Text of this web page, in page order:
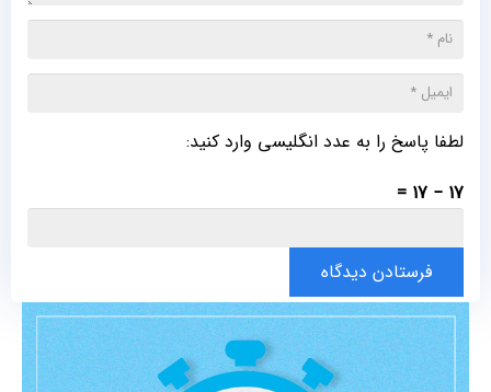
لطفا پاسخ را به عدد انگلیسی وارد کنید:
17 − 17 =
فرستادن دیدگاه